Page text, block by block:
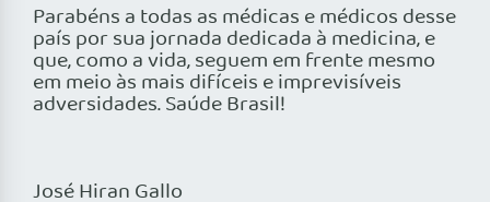
Parabéns a todas as médicas e médicos desse
país por sua jornada dedicada à medicina, e
que, como a vida, seguem em frente mesmo
em meio às mais difíceis e imprevisíveis
adversidades. Saúde Brasil!
José Hiran Gallo